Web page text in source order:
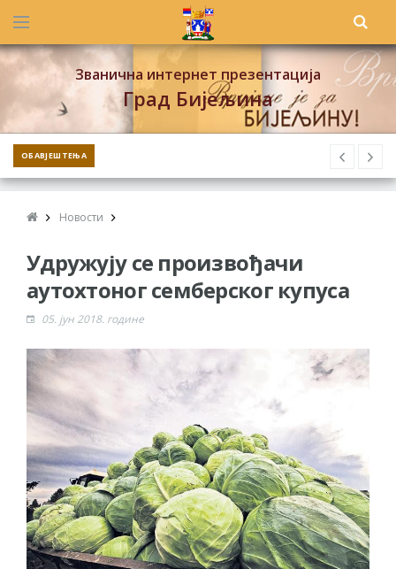
Званична интернет презентација
Град Бијељина
ОБАВЈЕШТЕЊА
Новости
Удружују се произвођачи
аутохтоног семберског купуса
05. јун 2018. године